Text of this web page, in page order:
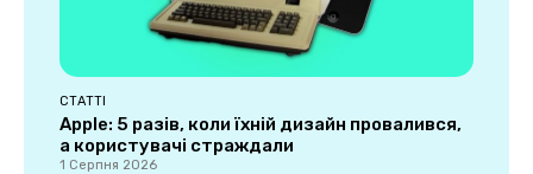
СТАТТІ
Apple: 5 разів, коли їхній дизайн провалився,
а користувачі страждали
1 Серпня 2026